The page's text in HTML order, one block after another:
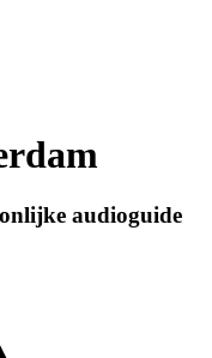
audioguide